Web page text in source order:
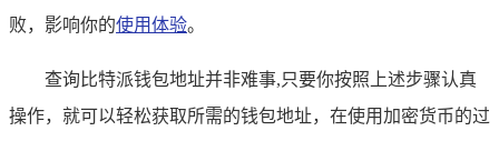
败，影响你的使用体验。
查询比特派钱包地址并非难事,只要你按照上述步骤认真
操作，就可以轻松获取所需的钱包地址，在使用加密货币的过